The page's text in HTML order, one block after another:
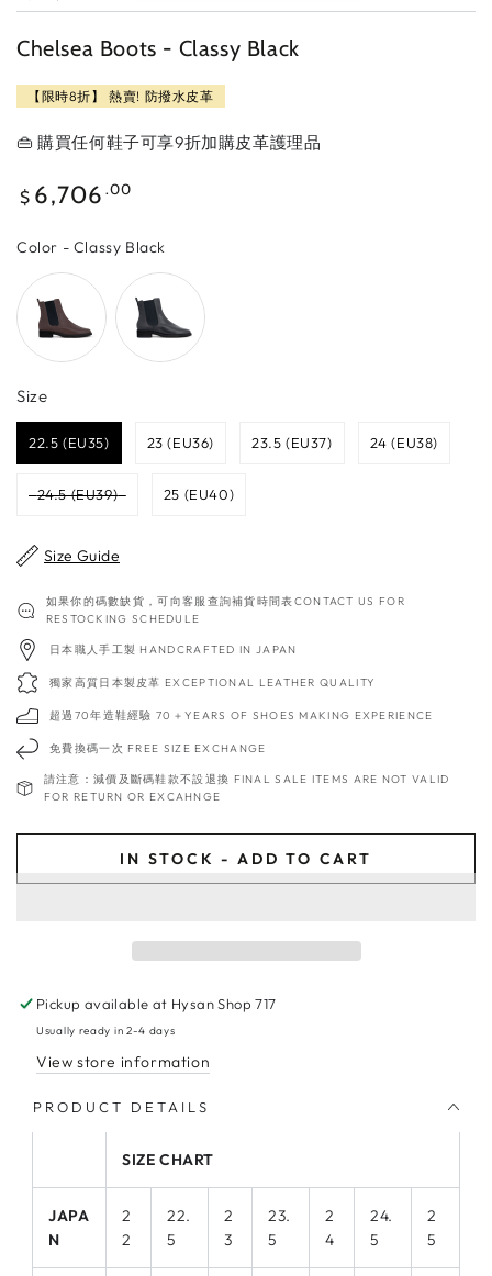
Chelsea Boots - Classy Black
【限時8折】 熱賣! 防撥水皮革
👜 購買任何鞋子可享9折加購皮革護理品
Regular
price
$ 6,706 .00
Color - Classy Black
SizeSize
22.5 (EU35) 23 (EU36) 23.5 (EU37) 24 (EU38)
24.5 (EU39) 25 (EU40)
Size Guide
如果你的碼數缺貨，可向客服查詢補貨時間表CONTACT US FOR
RESTOCKING SCHEDULE
日本職人手工製 HANDCRAFTED IN JAPAN
獨家高質日本製皮革 EXCEPTIONAL LEATHER QUALITY
超過70年造鞋經驗 70＋YEARS OF SHOES MAKING EXPERIENCE
免費換碼一次 FREE SIZE EXCHANGE
請注意：減價及斷碼鞋款不設退換 FINAL SALE ITEMS ARE NOT VALID
FOR RETURN OR EXCAHNGE
IN STOCK - ADD TO CART
Pickup available at Hysan Shop 717
Usually ready in 2-4 days
View store information
PRODUCT DETAILS
SIZE CHART
JAPA
N
2
2
22.
5
2
3
23.
5
2
4
24.
5
2
5
UNLOCK 10% OFF
Sign up to receive 10% off your first order and
exclusive access to our best offers.
SIGN ME UP!
NO, THANKS